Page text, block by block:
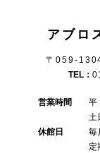
アブロ
〒059-
TEL：
営業時間 平
土
休館日 毎
定